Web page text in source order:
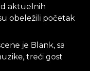
aktuelnih
obeležili početak
je Blank, sa
treći gost